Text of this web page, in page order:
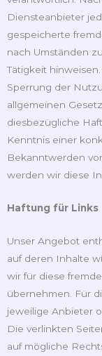
Diensteanbieter
gespeicherte
nach Umständen
Tätigkeit
Sperrung der
allgemeinen
diesbezügliche
Kenntnis einer
Bekanntwerden
werden wir diese
Haftung für Links
Unser Angebot
auf deren Inhalte
wir für diese
übernehmen. Für
jeweilige Anbieter
Die verlinkten
auf mögliche